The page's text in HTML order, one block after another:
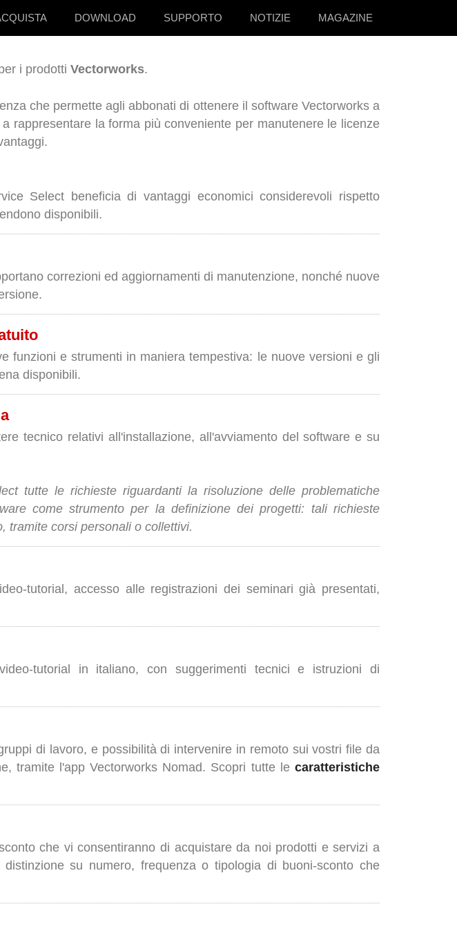
DOWNLOAD SUPPORTO NOTIZIE MAGAZINE
i prodotti Vectorworks.
che permette agli abbonati di ottenere il software Vectorworks a
a rappresentare la forma più conveniente per manutenere le licenze
Select beneficia di vantaggi economici considerevoli rispetto
disponibili.
correzioni ed aggiornamenti di manutenzione, nonché nuove
funzioni e strumenti in maniera tempestiva: le nuove versioni e gli
disponibili.
tecnico relativi all'installazione, all'avviamento del software e su
tutte le richieste riguardanti la risoluzione delle problematiche
come strumento per la definizione dei progetti: tali richieste
tramite corsi personali o collettivi.
tutorial, accesso alle registrazioni dei seminari già presentati,
tutorial in italiano, con suggerimenti tecnici e istruzioni di
di lavoro, e possibilità di intervenire in remoto sui vostri file da
tramite l'app Vectorworks Nomad. Scopri tutte le caratteristiche
che vi consentiranno di acquistare da noi prodotti e servizi a
su numero, frequenza o tipologia di buoni-sconto che